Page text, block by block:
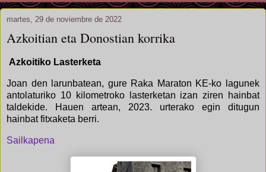
martes, 29 de noviembre de 2022
Azkoitian eta Donostian korrika
Azkoitiko Lasterketa
Joan den larunbatean, gure Raka Maraton KE-ko lagunek
antolaturiko 10 kilometroko lasterketan izan ziren hainbat
taldekide. Hauen artean, 2023. urterako egin ditugun
hainbat fitxaketa berri.
Sailkapena